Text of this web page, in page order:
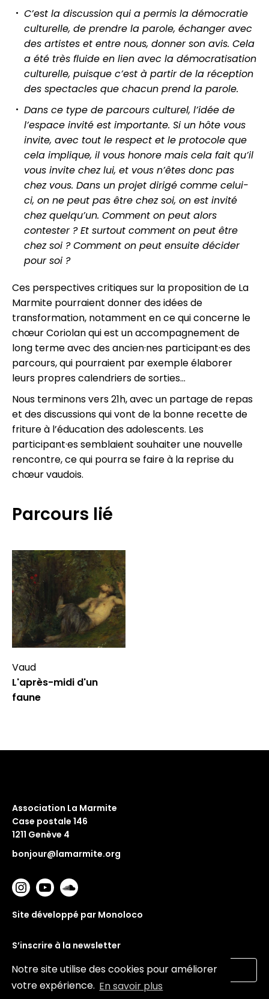
Notre site utilise des cookies pour améliorer
votre expérience. En savoir plus
C’est la discussion qui a permis la démocratie
culturelle, de prendre la parole, échanger avec
des artistes et entre nous, donner son avis. Cela
a été très fluide en lien avec la démocratisation
culturelle, puisque c’est à partir de la réception
des spectacles que chacun prend la parole.
Dans ce type de parcours culturel, l’idée de
l’espace invité est importante. Si un hôte vous
invite, avec tout le respect et le protocole que
cela implique, il vous honore mais cela fait qu’il
vous invite chez lui, et vous n’êtes donc pas
chez vous. Dans un projet dirigé comme celui-
ci, on ne peut pas être chez soi, on est invité
chez quelqu’un. Comment on peut alors
contester ? Et surtout comment on peut être
chez soi ? Comment on peut ensuite décider
pour soi ?
Ces perspectives critiques sur la proposition de La
Marmite pourraient donner des idées de
transformation, notamment en ce qui concerne le
chœur Coriolan qui est un accompagnement de
long terme avec des ancien·nes participant·es des
parcours, qui pourraient par exemple élaborer
leurs propres calendriers de sorties…
Nous terminons vers 21h, avec un partage de repas
et des discussions qui vont de la bonne recette de
friture à l’éducation des adolescents. Les
participant·es semblaient souhaiter une nouvelle
rencontre, ce qui pourra se faire à la reprise du
chœur vaudois.
Parcours lié
Vaud
L'après-midi d'un
faune
Association La Marmite
Case postale 146
1211 Genève 4
bonjour@lamarmite.org
Site développé par Monoloco
S’inscrire à la newsletter